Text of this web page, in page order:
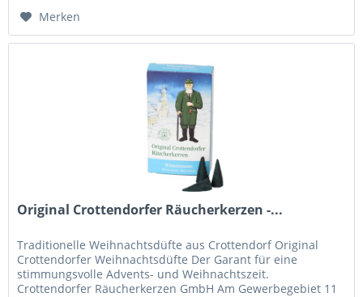
Merken
Original Crottendorfer Räucherkerzen -...
Traditionelle Weihnachtsdüfte aus Crottendorf Original
Crottendorfer Weihnachtsdüfte Der Garant für eine
stimmungsvolle Advents- und Weihnachtszeit.
Crottendorfer Räucherkerzen GmbH Am Gewerbegebiet 11